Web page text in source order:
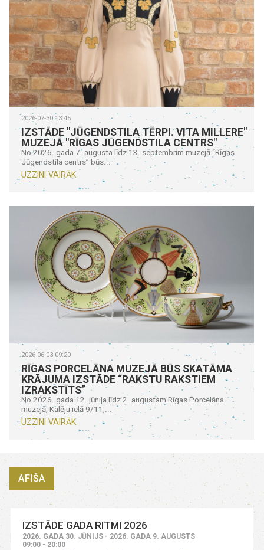
2026-07-30 13:45
IZSTĀDE "JŪGENDSTILA TĒRPI. VITA MILLERE"
MUZEJĀ "RĪGAS JŪGENDSTILA CENTRS"
No 2026. gada 7. augusta līdz 13. septembrim muzejā “Rīgas
Jūgendstila centrs” būs...
UZZINI VAIRĀK
2026-06-03 09:20
RĪGAS PORCELĀNA MUZEJĀ BŪS SKATĀMA
KRĀJUMA IZSTĀDE “RAKSTU RAKSTIEM
IZRAKSTĪTS”
No 2026. gada 12. jūnija līdz 2. augustam Rīgas Porcelāna
muzejā, Kalēju ielā 9/11,...
UZZINI VAIRĀK
AFIŠA
IZSTĀDE GADA RITMI 2026
2026. GADA 30. JŪNIJS - 2026. GADA 9. AUGUSTS
09:00 - 20:00